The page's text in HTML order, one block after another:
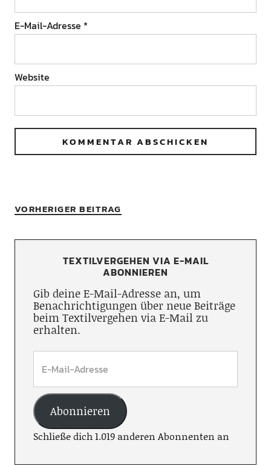
E-Mail-Adresse *
Website
VORHERIGER BEITRAG
TEXTILVERGEHEN VIA E-MAIL
ABONNIEREN
Gib deine E-Mail-Adresse an, um
Benachrichtigungen über neue Beiträge
beim Textilvergehen via E-Mail zu
erhalten.
Abonnieren
Schließe dich 1.019 anderen Abonnenten an